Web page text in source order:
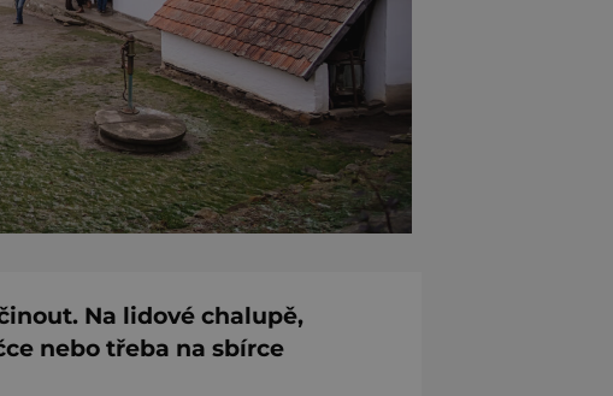
Na lidové chalupě,
nebo třeba na sbírce